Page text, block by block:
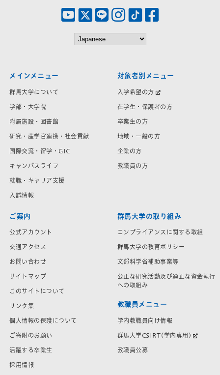
メインメニュー
群馬大学について
学部・大学院
附属施設・図書館
研究・産学官連携・社会貢献
国際交流・留学・GIC
キャンパスライフ
就職・キャリア支援
入試情報
対象者別メニュー
入学希望の方
在学生・保護者の方
卒業生の方
地域・一般の方
企業の方
教職員の方
ご案内
公式アカウント
交通アクセス
お問い合わせ
サイトマップ
このサイトについて
リンク集
個人情報の保護について
ご寄附のお願い
活躍する卒業生
採用情報
群馬大学の取り組み
コンプライアンスに関する取組
群馬大学の教育ポリシー
文部科学省補助事業等
公正な研究活動及び適正な資金執行
への取組み
教職員メニュー
学内教職員向け情報
群馬大学CSIRT(学内専用)
教職員公募